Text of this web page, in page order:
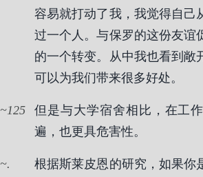
容易就打动了我，我觉得自己
过一个人。与保罗的这份友谊
的一个转变。从中我也看到敞
可以为我们带来很多好处。
125
但是与大学宿舍相比，在工
遍，也更具危害性。
.
根据斯莱皮恩的研究，如果你